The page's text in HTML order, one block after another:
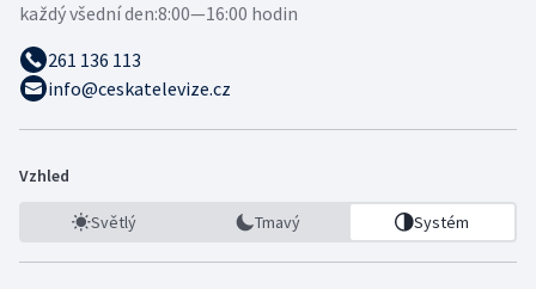
každý všední den:8:00—16:00 hodin
261 136 113
info@ceskatelevize.cz
Vzhled
Světlý Tmavý Systém